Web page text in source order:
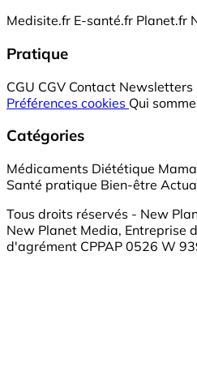
Medisite.fr E-santé.fr Planet.fr
Pratique
CGU CGV Contact Newsletters
Préférences cookies Qui
Catégories
Médicaments Diététique
Santé pratique Bien-être
Tous droits réservés - New
New Planet Media, Entreprise
d'agrément CPPAP 0526 W